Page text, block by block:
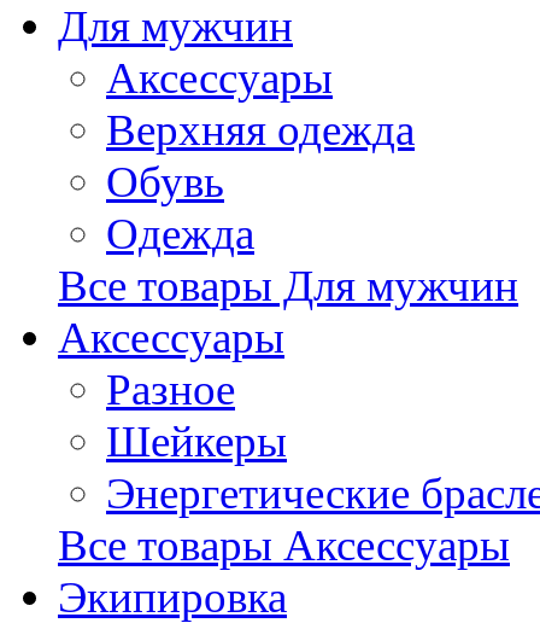
Для мужчин
Аксессуары
Верхняя одежда
Обувь
Одежда
Все товары Для мужчин
Аксессуары
Разное
Шейкеры
Энергетические
Все товары Аксессуары
Экипировка